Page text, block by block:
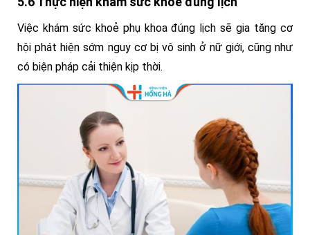
Việc khám sức khoẻ phụ khoa đúng lịch sẽ gia tăng cơ
hội phát hiện sớm nguy cơ bị vô sinh ở nữ giới, cũng như
có biện pháp cải thiện kịp thời.